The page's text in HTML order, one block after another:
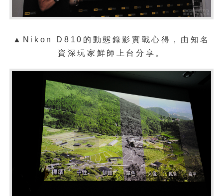
▲ Nikon D810的 動態錄影實戰心得，由知名
資深玩家鮮師上台分享。